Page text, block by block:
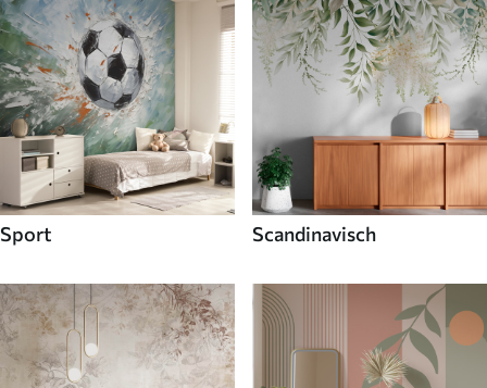
Sport Scandinavisch